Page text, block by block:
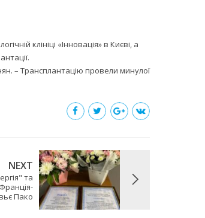
клініці «Інновація» в Києві, а
– Трансплантацію провели минулої
NEXT
та
Пако